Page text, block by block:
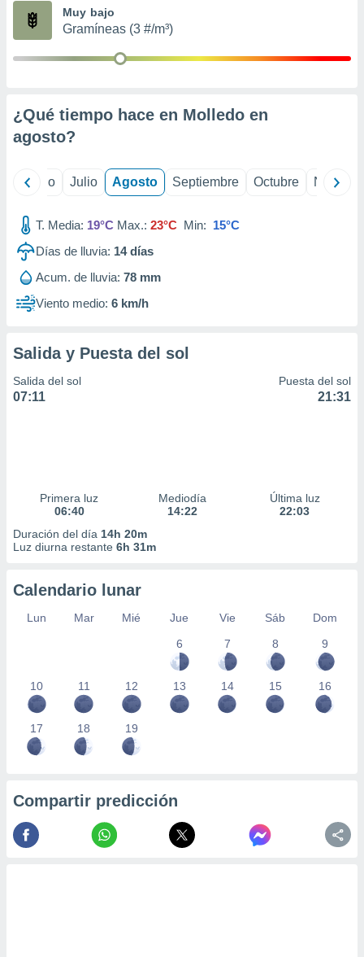
publicidad
1199
Muy bajo
Gramíneas (3 #/m³)
¿Qué tiempo hace en Molledo en
agosto?
Junio Julio Agosto Septiembre Octubre
T. Media: 19°C Max.: 23°C Min: 15°C
Días de lluvia: 14días
Acum. de lluvia: 78 mm
Viento medio: 6 km/h
Salida y Puesta del sol
Salida del sol
07:11
Puesta del sol
21:31
Primera luz
06:40
Mediodía
14:22
Última luz
22:03
Duración del día 14h 20m
Luz diurna restante 6h 31m
Calendario lunar
Lun Mar Mié Jue Vie Sáb
Dom
6
7 8 9
10 11 12 13 14 15 16
17 18 19
Compartir predicción